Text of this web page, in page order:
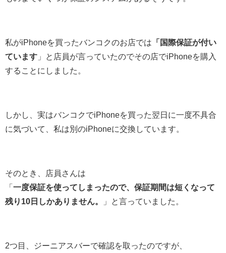
私がiPhoneを買ったバンコクのお店では 「国際保証が付い
ています 」と店員が言っていたのでその店でiPhoneを購入
することにしました。
しかし、実はバンコクでiPhoneを買った翌日に一度不具合
に気づいて、私は別のiPhoneに交換しています。
そのとき、店員さんは
「 一度保証を使ってしまったので、保証期間は短くなって
残り10日しかありません。
」と言っていました。
2つ目、ジーニアスバーで確認を取ったのですが、